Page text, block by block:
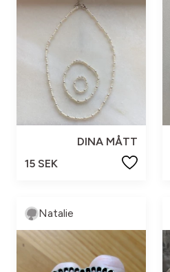
DINA MÅTT
15 SEK
Natalie